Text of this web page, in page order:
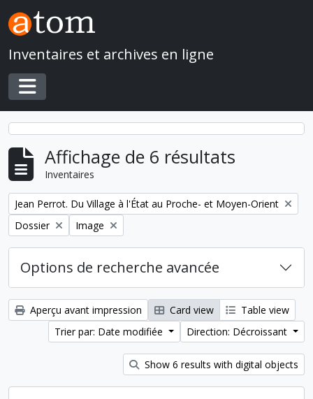
Skip to main content
Inventaires et archives en ligne
Toggle navigation
Affichage de 6 résultats
Inventaires
Remove filter:
Jean Perrot. Du Village à l'État au Proche- et Moyen-Orient
Remove filter:
Dossier Remove filter:
Image
Options de recherche avancée
Aperçu avant impression Card view
Table view
Trier par: Date modifiée
Direction: Décroissant
Show 6 results with digital objects